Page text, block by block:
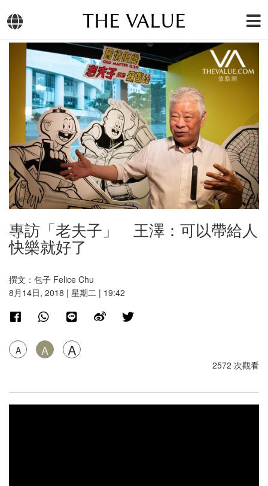
THE VALUE
專訪「老夫子」 王澤：可以帶給人
快樂就好了
撰文：包子 Felice Chu
8月14日, 2018 | 星期二 | 19:42
A A A
2572 次觀看